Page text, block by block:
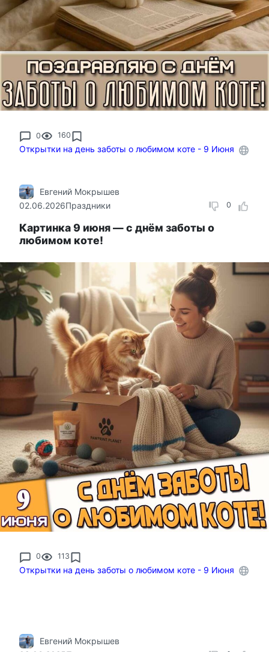
0 160
Открытки на день заботы о любимом коте - 9 Июня
0
Евгений Мокрышев
02.06.2026Праздники
Картинка 9 июня — с днём заботы о
любимом коте!
0 113
Открытки на день заботы о любимом коте - 9 Июня
Евгений Мокрышев